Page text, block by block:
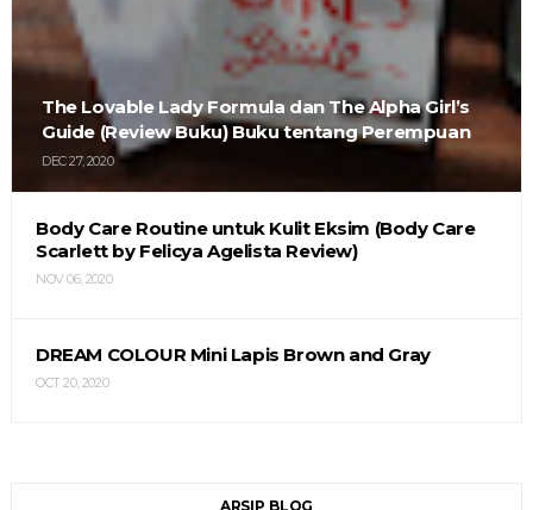
The Lovable Lady Formula dan The Alpha Girl’s
Guide (Review Buku) Buku tentang Perempuan
DEC 27, 2020
Body Care Routine untuk Kulit Eksim (Body Care
Scarlett by Felicya Agelista Review)
NOV 06, 2020
DREAM COLOUR Mini Lapis Brown and Gray
OCT 20, 2020
ARSIP BLOG